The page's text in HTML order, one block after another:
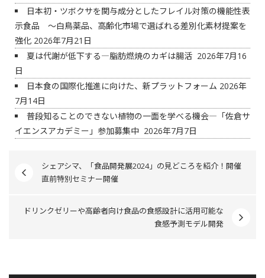
日本初・ツボクサを関与成分としたフレイル対策の機能性表
示食品 ～白鳥薬品、高齢化市場で選ばれる差別化素材提案を
強化 2026年7月21日
夏は代謝が低下する―脂肪燃焼のカギは腸活 2026年7月16
日
日本食の国際化推進に向けた、新プラットフォーム 2026年
7月14日
普段知ることのできない植物の一面を学べる機会―「佐倉サ
イエンスアカデミー」参加募集中 2026年7月7日
シェアシマ、「食品開発展2024」の見どころを紹介！開催
直前特別セミナー開催
ドリンクゼリーや高齢者向け食品の食感設計に活用可能な
食感予測モデル開発